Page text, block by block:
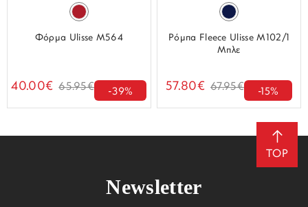
Φόρμα Ulisse M564
40.00€ 65.95€ -39%
Ρόμπα Fleece Ulisse M102/1
Μπλε
57.80€ 67.95€ -15%
TOP
Newsletter